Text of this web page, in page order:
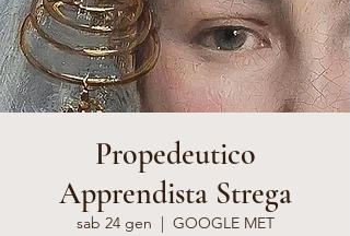
Propedeutico
Apprendista Strega
sab 24 gen
  |
GOOGLE MET